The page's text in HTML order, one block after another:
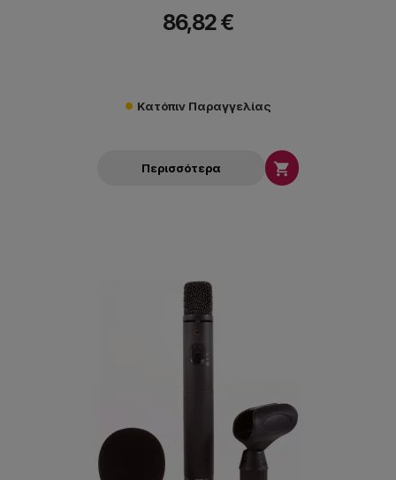
86,82 €
Κατόπιν Παραγγελίας
Περισσότερα 